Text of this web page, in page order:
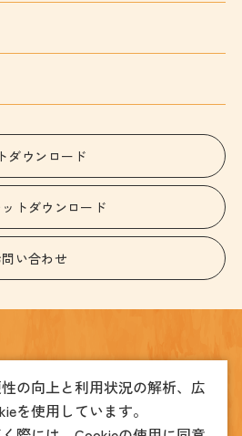
ダウンロード
トダウンロード
問い合わせ
つのみや表参道スクエア2階
の向上と利用状況の解析、広
を使用しています。